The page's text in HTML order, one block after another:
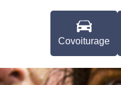
Covoiturage